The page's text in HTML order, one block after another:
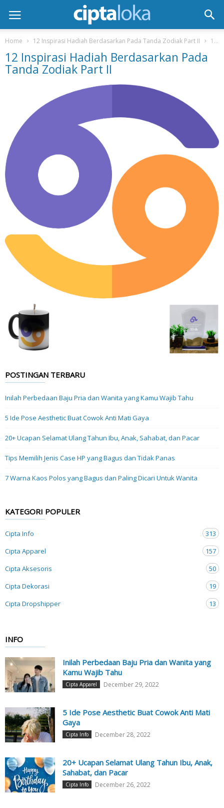
Home 12 Inspirasi Hadiah Berdasarkan Pada Tanda Zodiak Part II 12 Inspirasi Hadiah Berdasarkan Pada Tanda Zodiak Part II
12 Inspirasi Hadiah Berdasarkan Pada
Tanda Zodiak Part II
POSTINGAN TERBARU
Inilah Perbedaan Baju Pria dan Wanita yang Kamu Wajib Tahu
5 Ide Pose Aesthetic Buat Cowok Anti Mati Gaya
20+ Ucapan Selamat Ulang Tahun Ibu, Anak, Sahabat, dan Pacar
Tips Memilih Jenis Case HP yang Bagus dan Tidak Panas
7 Warna Kaos Polos yang Bagus dan Paling Dicari Untuk Wanita
KATEGORI POPULER
Cipta Info
313
Cipta Apparel
157
Cipta Aksesoris
50
Cipta Dekorasi
19
Cipta Dropshipper
13
INFO
Inilah Perbedaan Baju Pria dan Wanita yang
Kamu Wajib Tahu
Cipta Apparel December 29, 2022
5 Ide Pose Aesthetic Buat Cowok Anti Mati
Gaya
Cipta Info December 28, 2022
20+ Ucapan Selamat Ulang Tahun Ibu, Anak,
Sahabat, dan Pacar
Cipta Info December 26, 2022